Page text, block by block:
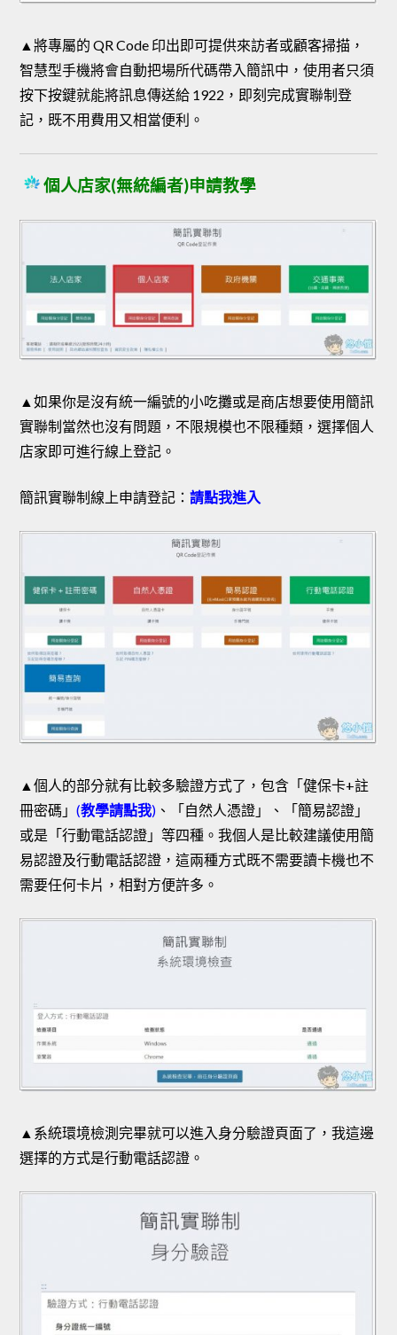
▲將專屬的 QR Code 印出即可提供來訪者或顧客掃描，
智慧型手機將會自動把場所代碼帶入簡訊中，使用者只須
按下按鍵就能將訊息傳送給 1922，即刻完成實聯制登
記，既不用費用又相當便利。
個人店家(無統編者)申請教學
▲如果你是沒有統一編號的小吃攤或是商店想要使用簡訊
實聯制當然也沒有問題，不限規模也不限種類，選擇個人
店家即可進行線上登記。
簡訊實聯制線上申請登記： 請點我進入
▲個人的部分就有比較多驗證方式了，包含「健保卡+註
冊密碼」 (教學請點我)、「自然人憑證」、「簡易認證」
或是「行動電話認證」等四種。我個人是比較建議使用簡
易認證及行動電話認證，這兩種方式既不需要讀卡機也不
需要任何卡片，相對方便許多。
▲系統環境檢測完畢就可以進入身分驗證頁面了，我這邊
選擇的方式是行動電話認證。